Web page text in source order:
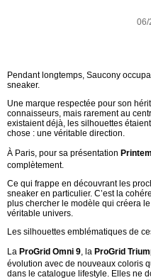
06/
Pendant longtemps, Saucony
sneaker.
Une marque respectée pour son
connaisseurs, mais rarement au
existaient déjà, les silhouettes
chose : une véritable direction.
À Paris, pour sa présentation
complètement.
Ce qui frappe en découvrant les
sneaker en particulier. C’est la
plus chercher le modèle qui créera
véritable univers.
Les silhouettes emblématiques de
La ProGrid Omni 9 , la ProGrid
évolution avec de nouveaux coloris
dans le catalogue lifestyle. Elles ne